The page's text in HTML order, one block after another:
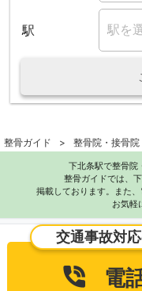
駅
整骨ガイド 整骨院・接骨院
下北条駅で整骨院
整骨ガイドでは、
掲載しております。また、
お気軽
交通事故対
電